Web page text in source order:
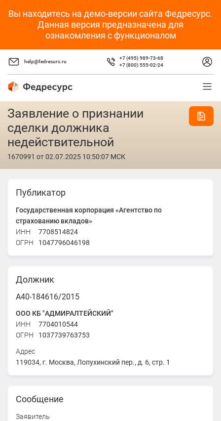
Вы находитесь на демо-версии сайта Федресурс.
Данная версия предназначена для
ознакомления с функционалом
help@fedresurs.ru
+7 (495) 989-73-68
+7 (800) 555-02-24
Заявление о признании
сделки должника
недействительной
1670991 от 02.07.2025 10:50:07 МСК
Публикатор
Государственная корпорация «Агентство по
страхованию вкладов»
ИНН
7708514824
ОГРН
1047796046198
Должник
А40-184616/2015
ООО КБ "АДМИРАЛТЕЙСКИЙ"
ИНН
7704010544
ОГРН
1037739763753
Адрес
119034, г. Москва, Лопухинский пер., д. 6, стр. 1
Сообщение
Заявитель